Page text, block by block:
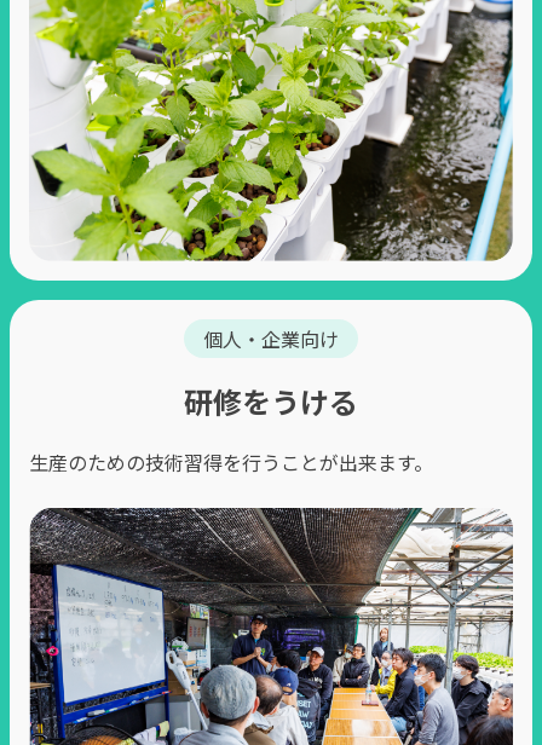
個人・企業向け
研修をうける
⽣産のための技術習得を⾏うことが出来ます。